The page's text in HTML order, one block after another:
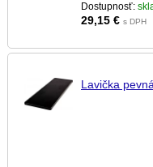
Dostupnosť:
29,15 € s DPH
Lavička